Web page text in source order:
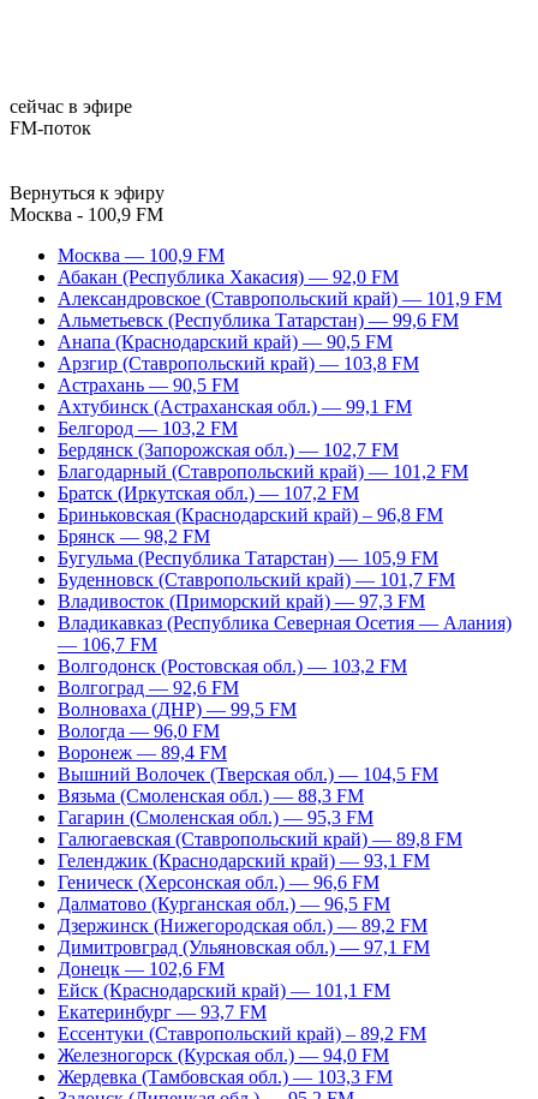
сейчас в эфире
FM-поток
Вернуться к эфиру
Москва - 100,9 FM
Москва — 100,9 FM
Абакан (Республика Хакасия) — 92,0 FM
Александровское (Ставропольский край) — 101,9 FM
Альметьевск (Республика Татарстан) — 99,6 FM
Анапа (Краснодарский край) — 90,5 FM
Арзгир (Ставропольский край) — 103,8 FM
Астрахань — 90,5 FM
Ахтубинск (Астраханская обл.) — 99,1 FM
Белгород — 103,2 FM
Бердянск (Запорожская обл.) — 102,7 FM
Благодарный (Ставропольский край) — 101,2 FM
Братск (Иркутская обл.) — 107,2 FM
Бриньковская (Краснодарский край) – 96,8 FM
Брянск — 98,2 FM
Бугульма (Республика Татарстан) — 105,9 FM
Буденновск (Ставропольский край) — 101,7 FM
Владивосток (Приморский край) — 97,3 FM
Владикавказ (Республика Северная Осетия — Алания)
— 106,7 FM
Волгодонск (Ростовская обл.) — 103,2 FM
Волгоград — 92,6 FM
Волноваха (ДНР) — 99,5 FM
Вологда — 96,0 FM
Воронеж — 89,4 FM
Вышний Волочек (Тверская обл.) — 104,5 FM
Вязьма (Смоленская обл.) — 88,3 FM
Гагарин (Смоленская обл.) — 95,3 FM
Галюгаевская (Ставропольский край) — 89,8 FM
Геленджик (Краснодарский край) — 93,1 FM
Геническ (Херсонская обл.) — 96,6 FM
Далматово (Курганская обл.) — 96,5 FM
Дзержинск (Нижегородская обл.) — 89,2 FM
Димитровград (Ульяновская обл.) — 97,1 FM
Донецк — 102,6 FM
Ейск (Краснодарский край) — 101,1 FM
Екатеринбург — 93,7 FM
Ессентуки (Ставропольский край) – 89,2 FM
Железногорск (Курская обл.) — 94,0 FM
Жердевка (Тамбовская обл.) — 103,3 FM